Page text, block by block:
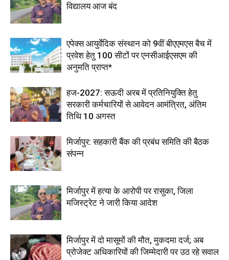
विद्यालय आज बंद
एपेक्स आयुर्वेदिक संस्थान को 9वीं बीएएमएस बैच में
प्रवेश हेतु 100 सीटों पर एनसीआईएसएम की
अनुमति प्राप्त*
हज-2027: सऊदी अरब में प्रतिनियुक्ति हेतु
सरकारी कर्मचारियों से आवेदन आमंत्रित, अंतिम
तिथि 10 अगस्त
मिर्जापुर: सहकारी बैंक की प्रबंध समिति की बैठक
संपन्न
मिर्जापुर में हत्या के आरोपी पर रासुका, जिला
मजिस्ट्रेट ने जारी किया आदेश
मिर्जापुर में दो मासूमों की मौत, मुकदमा दर्ज; अब
प्रोजेक्ट अधिकारियों की जिम्मेदारी पर उठ रहे सवाल